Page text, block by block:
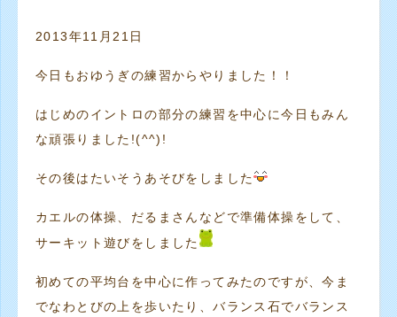
2013年11月21日
今日もおゆうぎの練習からやりました！！
はじめのイントロの部分の練習を中心に今日もみん
な頑張りました!(^^)!
その後はたいそうあそびをしました
カエルの体操、だるまさんなどで準備体操をして、
サーキット遊びをしました
初めての平均台を中心に作ってみたのですが、今ま
でなわとびの上を歩いたり、バランス石でバランス